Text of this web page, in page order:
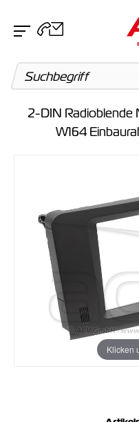
Keine Suchergebnisse
Kategorien
Keine Suchergebnisse
2-DIN
W164
Klicken